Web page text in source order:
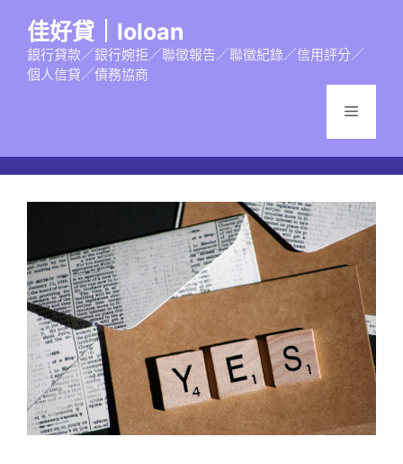
佳好貸｜loloan
銀行貸款／銀行婉拒／聯徵報告／聯徵紀錄／信用評分／
個人信貸／債務協商
選